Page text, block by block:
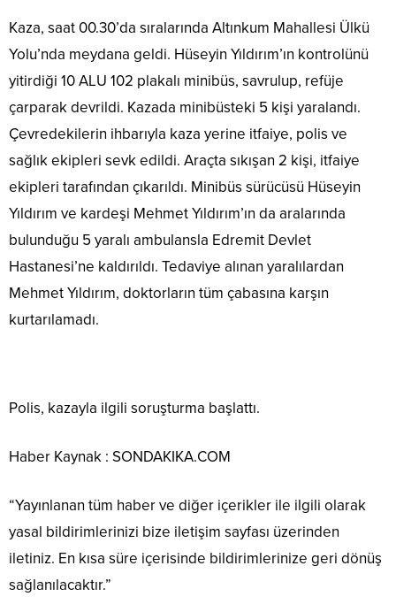
Kaza, saat 00.30’da sıralarında Altınkum Mahallesi Ülkü
Yolu’nda meydana geldi. Hüseyin Yıldırım’ın kontrolünü
yitirdiği 10 ALU 102 plakalı minibüs, savrulup, refüje
çarparak devrildi. Kazada minibüsteki 5 kişi yaralandı.
Çevredekilerin ihbarıyla kaza yerine itfaiye, polis ve
sağlık ekipleri sevk edildi. Araçta sıkışan 2 kişi, itfaiye
ekipleri tarafından çıkarıldı. Minibüs sürücüsü Hüseyin
Yıldırım ve kardeşi Mehmet Yıldırım’ın da aralarında
bulunduğu 5 yaralı ambulansla Edremit Devlet
Hastanesi’ne kaldırıldı. Tedaviye alınan yaralılardan
Mehmet Yıldırım, doktorların tüm çabasına karşın
kurtarılamadı.
Polis, kazayla ilgili soruşturma başlattı.
Haber Kaynak : SONDAKIKA.COM
“Yayınlanan tüm haber ve diğer içerikler ile ilgili olarak
yasal bildirimlerinizi bize iletişim sayfası üzerinden
iletiniz. En kısa süre içerisinde bildirimlerinize geri dönüş
sağlanılacaktır.”